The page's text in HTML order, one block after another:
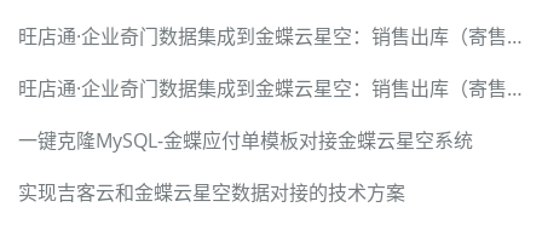
旺店通·企业奇门数据集成到金蝶云星空：销售出库（寄售业务）案例分享
旺店通·企业奇门数据集成到金蝶云星空：销售出库（寄售业务）案例分享
一键克隆MySQL-金蝶应付单模板对接金蝶云星空系统
实现吉客云和金蝶云星空数据对接的技术方案